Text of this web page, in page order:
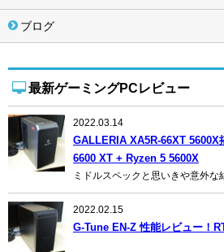
ブログ
最新ゲーミングPCレビュー
2022.03.14
GALLERIA XA5R-66XT 5600X
6600 XT + Ryzen 5 5600X
ミドルスペックと思いきや意外な
2022.02.15
G-Tune EN-Z 性能レビュー！